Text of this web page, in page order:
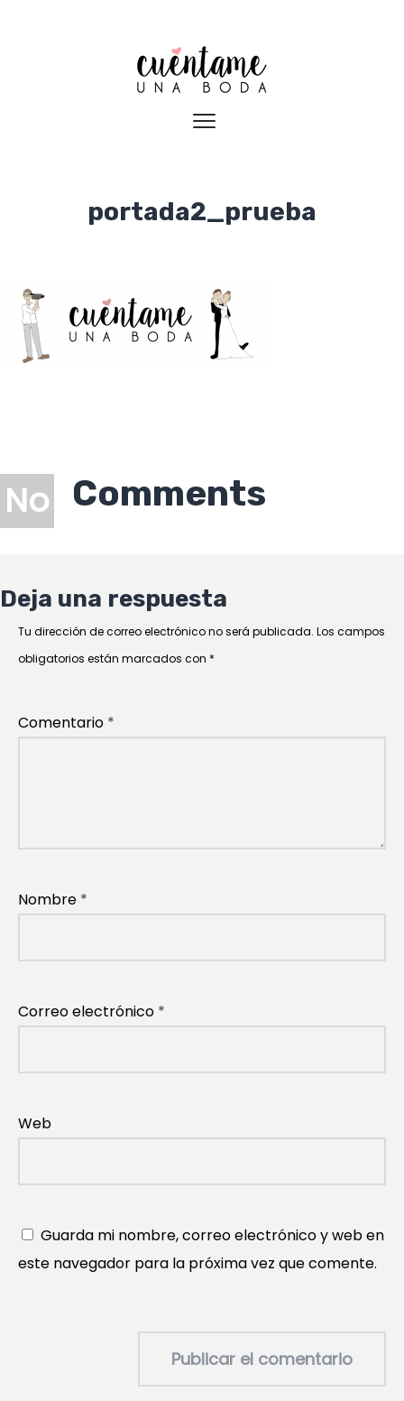
portada2_prueba
No Comments
Deja una respuesta
Tu dirección de correo electrónico no será publicada. Los campos
obligatorios están marcados con *
Comentario *
Nombre *
Correo electrónico *
Web
Guarda mi nombre, correo electrónico y web en
este navegador para la próxima vez que comente.